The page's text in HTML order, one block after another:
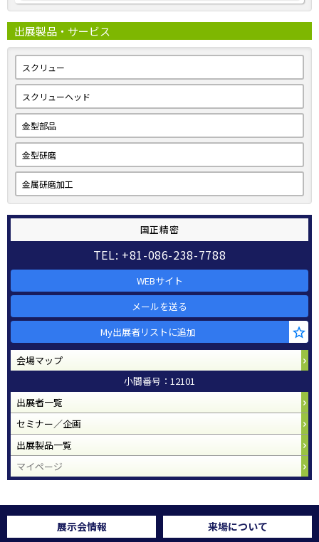
出展製品・サービス
スクリュー
スクリューヘッド
金型部品
金型研磨
金属研磨加工
国正精密
TEL: +81-086-238-7788
WEBサイト
メールを送る
My出展者リストに追加
会場マップ
小間番号：12101
出展者一覧
セミナー／企画
出展製品一覧
マイページ
展示会情報 来場について